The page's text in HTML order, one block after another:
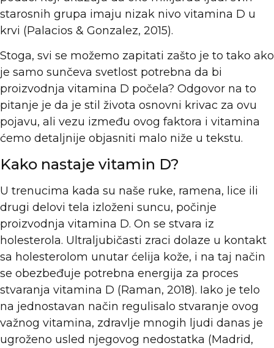
starosnih grupa imaju nizak nivo vitamina D u
krvi (Palacios & Gonzalez, 2015).
Stoga, svi se možemo zapitati zašto je to tako ako
je samo sunčeva svetlost potrebna da bi
proizvodnja vitamina D počela? Odgovor na to
pitanje je da je stil života osnovni krivac za ovu
pojavu, ali vezu između ovog faktora i vitamina
ćemo detaljnije objasniti malo niže u tekstu.
Kako nastaje vitamin D?
U trenucima kada su naše ruke, ramena, lice ili
drugi delovi tela izloženi suncu, počinje
proizvodnja vitamina D. On se stvara iz
holesterola. Ultraljubičasti zraci dolaze u kontakt
sa holesterolom unutar ćelija kože, i na taj način
se obezbeđuje potrebna energija za proces
stvaranja vitamina D (Raman, 2018). Iako je telo
na jednostavan način regulisalo stvaranje ovog
važnog vitamina, zdravlje mnogih ljudi danas je
ugroženo usled njegovog nedostatka (Madrid,